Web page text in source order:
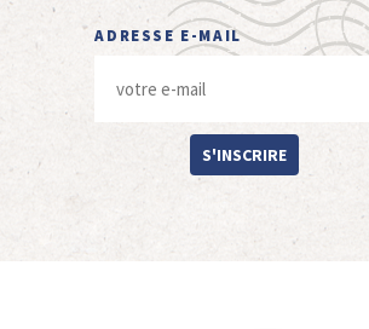
ADRESSE E-MAIL
S'INSCRIRE